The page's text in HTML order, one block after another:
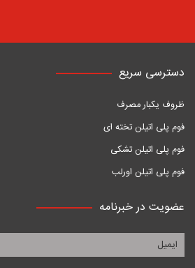
دسترسی سریع
ظروف یکبار مصرف
فوم پلی اتیلن تخته ای
فوم پلی اتیلن تشکی
فوم پلی اتیلن اورلب
عضویت در خبرنامه